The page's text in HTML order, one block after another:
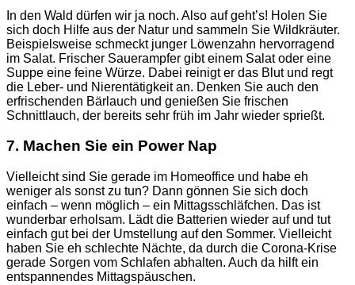
In den Wald dürfen wir ja noch. Also auf geht’s! Holen Sie
sich doch Hilfe aus der Natur und sammeln Sie Wildkräuter.
Beispielsweise schmeckt junger Löwenzahn hervorragend
im Salat. Frischer Sauerampfer gibt einem Salat oder eine
Suppe eine feine Würze. Dabei reinigt er das Blut und regt
die Leber- und Nierentätigkeit an. Denken Sie auch den
erfrischenden Bärlauch und genießen Sie frischen
Schnittlauch, der bereits sehr früh im Jahr wieder sprießt.
7. Machen Sie ein Power Nap
Vielleicht sind Sie gerade im Homeoffice und habe eh
weniger als sonst zu tun? Dann gönnen Sie sich doch
einfach – wenn möglich – ein Mittagsschläfchen. Das ist
wunderbar erholsam. Lädt die Batterien wieder auf und tut
einfach gut bei der Umstellung auf den Sommer. Vielleicht
haben Sie eh schlechte Nächte, da durch die Corona-Krise
gerade Sorgen vom Schlafen abhalten. Auch da hilft ein
entspannendes Mittagspäuschen.